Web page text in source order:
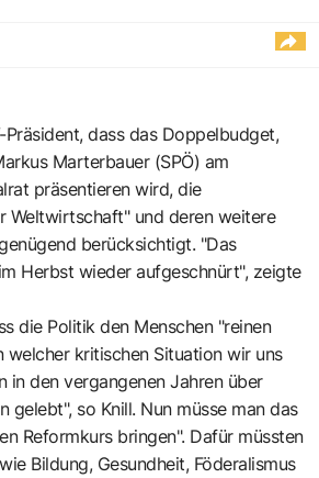
dass das Doppelbudget,
Marterbauer (SPÖ) am
präsentieren wird, die
Weltwirtschaft" und deren weitere
berücksichtigt. "Das
Herbst wieder aufgeschnürt", zeigte
die Politik den Menschen "reinen
welcher kritischen Situation wir uns
in den vergangenen Jahren über
gelebt", so Knill. Nun müsse man das
Reformkurs bringen". Dafür müssten
Bildung, Gesundheit, Föderalismus